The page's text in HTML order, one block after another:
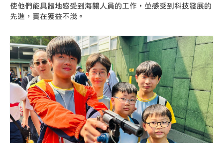
使他們能具體地感受到海關人員的工作，並感受到科技發展的
先進，實在獲益不淺。